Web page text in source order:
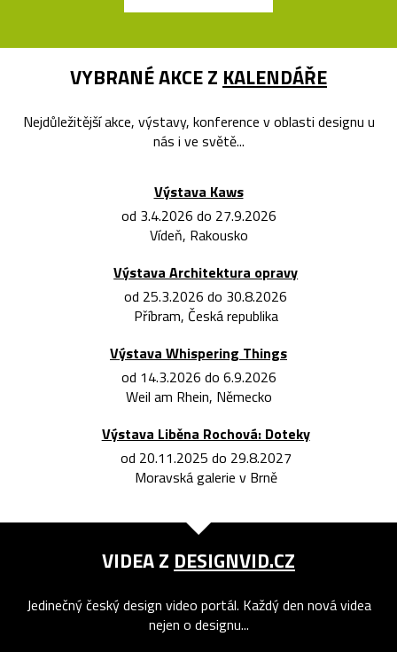
VYBRANÉ AKCE Z KALENDÁŘE
Nejdůležitější akce, výstavy, konference v oblasti designu u
nás i ve světě...
Výstava Kaws
od 3.4.2026 do 27.9.2026
Vídeň, Rakousko
Výstava Architektura opravy
od 25.3.2026 do 30.8.2026
Příbram, Česká republika
Výstava Whispering Things
od 14.3.2026 do 6.9.2026
Weil am Rhein, Německo
Výstava Liběna Rochová: Doteky
od 20.11.2025 do 29.8.2027
Moravská galerie v Brně
VIDEA Z DESIGNVID.CZ
Jedinečný český design video portál. Každý den nová videa
nejen o designu...